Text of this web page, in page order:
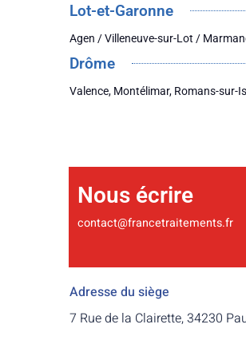
Lot-et-Garonne
Agen / Villeneuve-sur-Lot /
Drôme
Valence, Montélimar, Romans-sur-
Nous écrire
contact@francetraitements.fr
Adresse du siège
7 Rue de la Clairette, 34230